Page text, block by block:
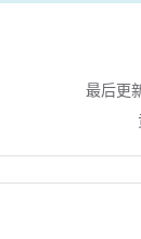
最后更